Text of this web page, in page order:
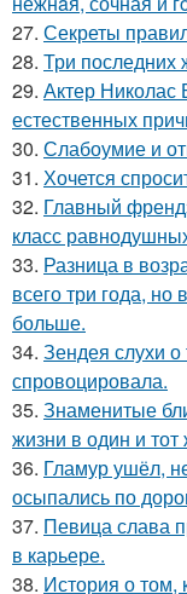
27. Секреты
28. Три последних
29. Актер Николас
естественных
30. Слабоумие и
31. Хочется
32. Главный
класс
33. Разница в
всего три года, но
больше.
34. Зендея слухи
спровоцировала.
35. Знаменитые
жизни в один и
36. Гламур ушёл,
осыпались по
37. Певица слава
в карьере.
38. История о том,